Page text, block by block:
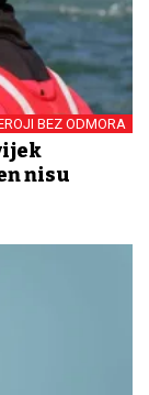
BEZ ODMORA
nisu